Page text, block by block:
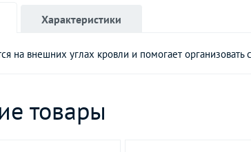
на внешних углах кровли и помогает
Характеристики
товары